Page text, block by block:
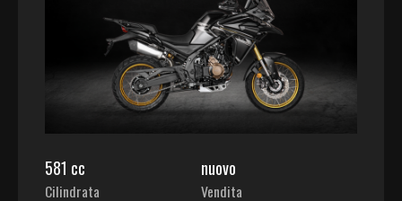
581 cc
Cilindrata
nuovo
Vendita